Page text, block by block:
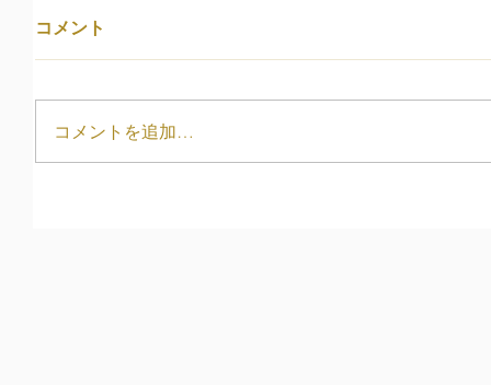
コメント
コメントを追加…